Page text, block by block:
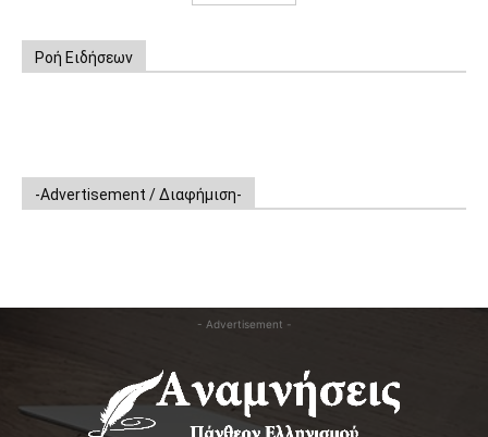
Ροή Ειδήσεων
-Advertisement / Διαφήμιση-
- Advertisement -